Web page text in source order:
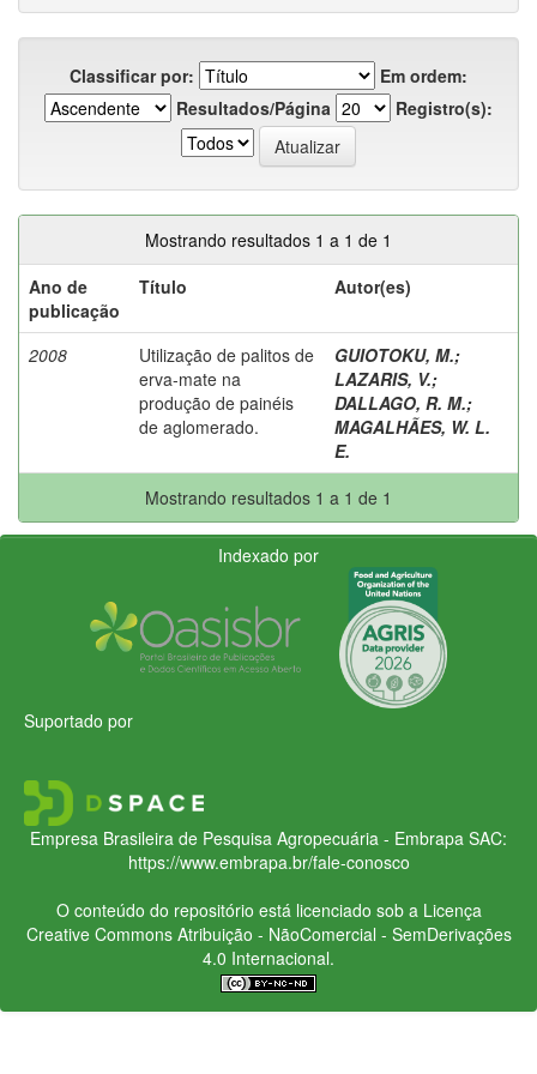
Classificar por:
Em ordem:
Resultados/Página
Registro(s):
Mostrando resultados 1 a 1 de 1
Ano de
publicação
Título Autor(es)
2008
Utilização de palitos de
erva-mate na
produção de painéis
de aglomerado.
GUIOTOKU, M.;
LAZARIS, V.;
DALLAGO, R. M.;
MAGALHÃES, W. L.
E.
Mostrando resultados 1 a 1 de 1
Indexado por
Suportado por
Empresa Brasileira de Pesquisa Agropecuária - Embrapa SAC:
https://www.embrapa.br/fale-conosco
O conteúdo do repositório está licenciado sob a Licença
Creative CommonsAtribuição - NãoComercial - SemDerivações
4.0 Internacional.